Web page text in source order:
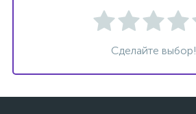
Сделайте выбор!